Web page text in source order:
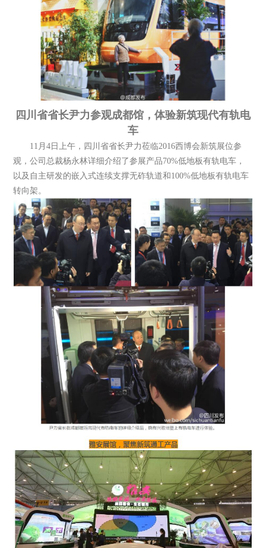
四川省省长尹力参观成都馆，体验新筑现代有轨电
车
11月4日上午，四川省省长尹力莅临2016西博会新筑展位参
观，公司总裁杨永林详细介绍了参展产品70%低地板有轨电车，
以及自主研发的嵌入式连续支撑无砟轨道和100%低地板有轨电车
转向架。